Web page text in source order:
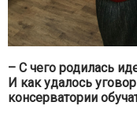
– С чего родилась
И как удалось
консерватории